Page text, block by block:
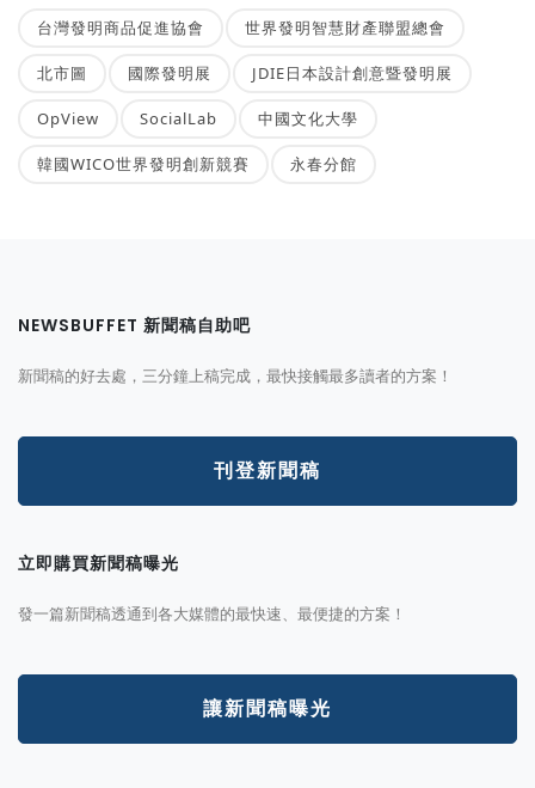
台灣發明商品促進協會 世界發明智慧財產聯盟總會
北市圖 國際發明展 JDIE日本設計創意暨發明展
OpView SocialLab 中國文化大學
韓國WICO世界發明創新競賽 永春分館
NEWSBUFFET 新聞稿自助吧
新聞稿的好去處，三分鐘上稿完成，最快接觸最多讀者的方案！
刊登新聞稿
立即購買新聞稿曝光
發一篇新聞稿透通到各大媒體的最快速、最便捷的方案！
讓新聞稿曝光